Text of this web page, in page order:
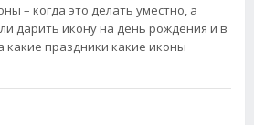
– когда это делать уместно, а
дарить икону на день рождения и в
какие праздники какие иконы